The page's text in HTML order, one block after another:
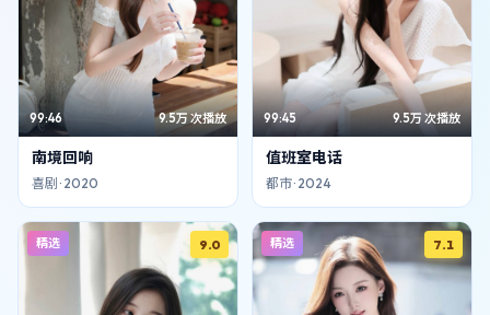
99:46 9.5万次播放
南境回响
喜剧 · 2020
99:45 9.5万次播放
值班室电话
都市· 2024
精选 9.0 精选 7.1